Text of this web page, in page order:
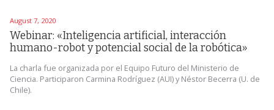
August 7, 2020
Webinar: «Inteligencia artificial, interacción
humano-robot y potencial social de la robótica»
La charla fue organizada por el Equipo Futuro del Ministerio de
Ciencia. Participaron Carmina Rodríguez (AUI) y Néstor Becerra (U. de
Chile).